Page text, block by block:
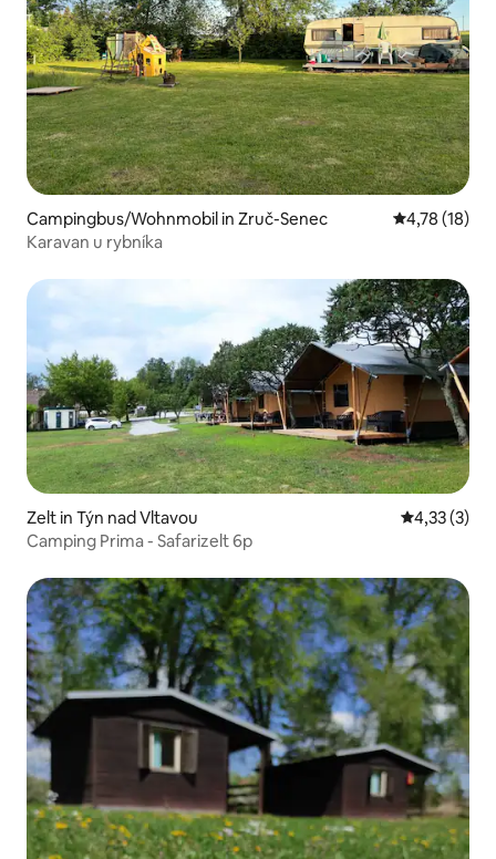
Campingbus/Wohnmobil in Zruč-Senec
4,78 (18)
Karavan u rybníka
Zelt in Týn nad Vltavou
4,33 (3)
Camping Prima - Safarizelt 6p